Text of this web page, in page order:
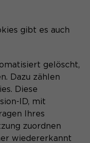
gibt es auch
gelöscht,
Dazu zählen
Diese
ID, mit
Ihres
zuordnen
wiedererkannt